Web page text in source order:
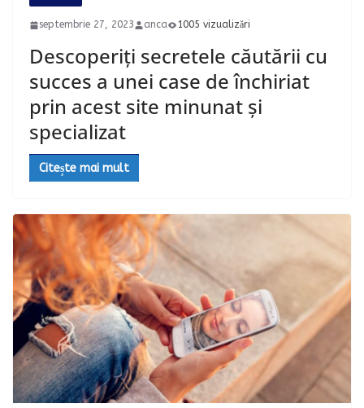
septembrie 27, 2023 anca 1005 vizualizări
Descoperiți secretele căutării cu
succes a unei case de închiriat
prin acest site minunat și
specializat
Citește mai mult